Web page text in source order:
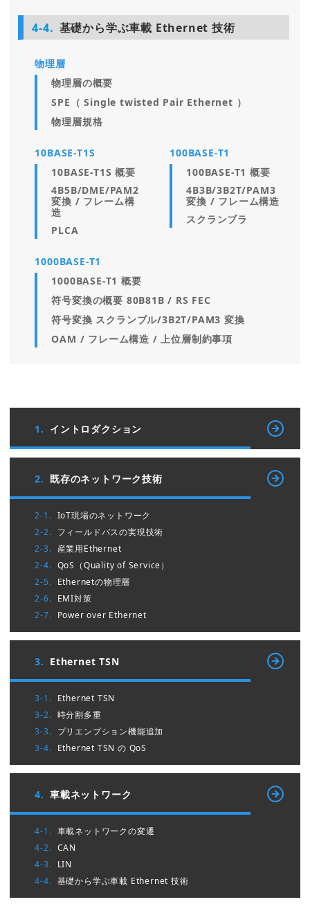
4-4. 基礎から学ぶ車載 Ethernet 技術
物理層
物理層の概要
SPE（ Single twisted Pair Ethernet ）
物理層規格
10BASE-T1S
10BASE-T1S 概要
4B5B/DME/PAM2
変換 / フレーム構
造
PLCA
100BASE-T1
100BASE-T1 概要
4B3B/3B2T/PAM3
変換 / フレーム構造
スクランブラ
1000BASE-T1
1000BASE-T1 概要
符号変換の概要 80B81B / RS FEC
符号変換 スクランブル/3B2T/PAM3 変換
OAM / フレーム構造 / 上位層制約事項
1. イントロダクション
2. 既存のネットワーク技術
2-1. IoT現場のネットワーク
2-2. フィールドバスの実現技術
2-3. 産業用Ethernet
2-4. QoS（Quality of Service）
2-5. Ethernetの物理層
2-6. EMI対策
2-7. Power over Ethernet
3. Ethernet TSN
3-1. Ethernet TSN
3-2. 時分割多重
3-3. プリエンプション機能追加
3-4. Ethernet TSN の QoS
4. 車載ネットワーク
4-1. 車載ネットワークの変遷
4-2. CAN
4-3. LIN
4-4. 基礎から学ぶ車載 Ethernet 技術